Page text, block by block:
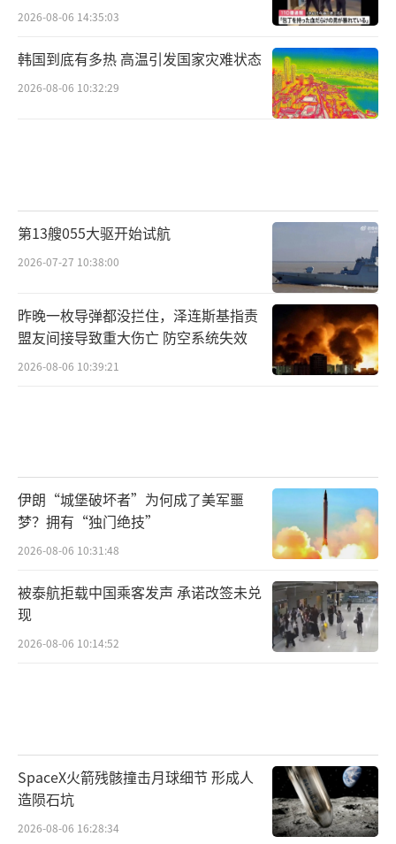
2026-08-06 14:35:03
韩国到底有多热 高温引发国家灾难状态
2026-08-06 10:32:29
第13艘055大驱开始试航
2026-07-27 10:38:00
昨晚一枚导弹都没拦住，泽连斯基指责
盟友间接导致重大伤亡 防空系统失效
2026-08-06 10:39:21
伊朗“城堡破坏者”为何成了美军噩
梦？拥有“独门绝技”
2026-08-06 10:31:48
被泰航拒载中国乘客发声 承诺改签未兑
现
2026-08-06 10:14:52
SpaceX火箭残骸撞击月球细节 形成人
造陨石坑
2026-08-06 16:28:34